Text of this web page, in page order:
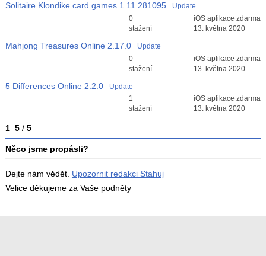
Solitaire Klondike card games 1.11.281095
Update
Průměr hodnocení
0
stažení
iOS aplikace zdarma
13. května 2020
Mahjong Treasures Online 2.17.0
Update
Průměr hodnocení
0
stažení
iOS aplikace zdarma
13. května 2020
5 Differences Online 2.2.0
Update
Průměr hodnocení
1
stažení
iOS aplikace zdarma
13. května 2020
1–5/ 5
Něco jsme propásli?
Dejte nám vědět. Upozornit redakci Stahuj
Velice děkujeme za Vaše podněty